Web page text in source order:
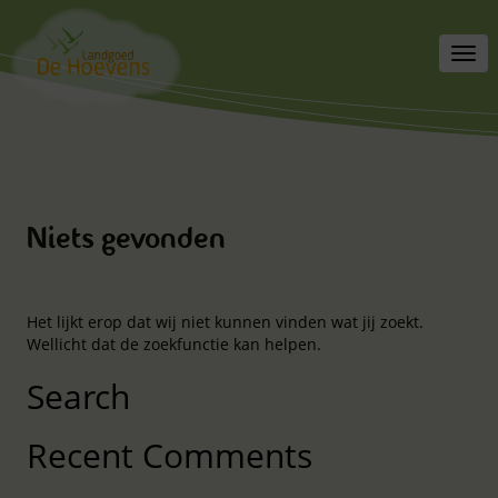
Niets gevonden
Het lijkt erop dat wij niet kunnen vinden wat jij zoekt.
Wellicht dat de zoekfunctie kan helpen.
Search
Recent Comments